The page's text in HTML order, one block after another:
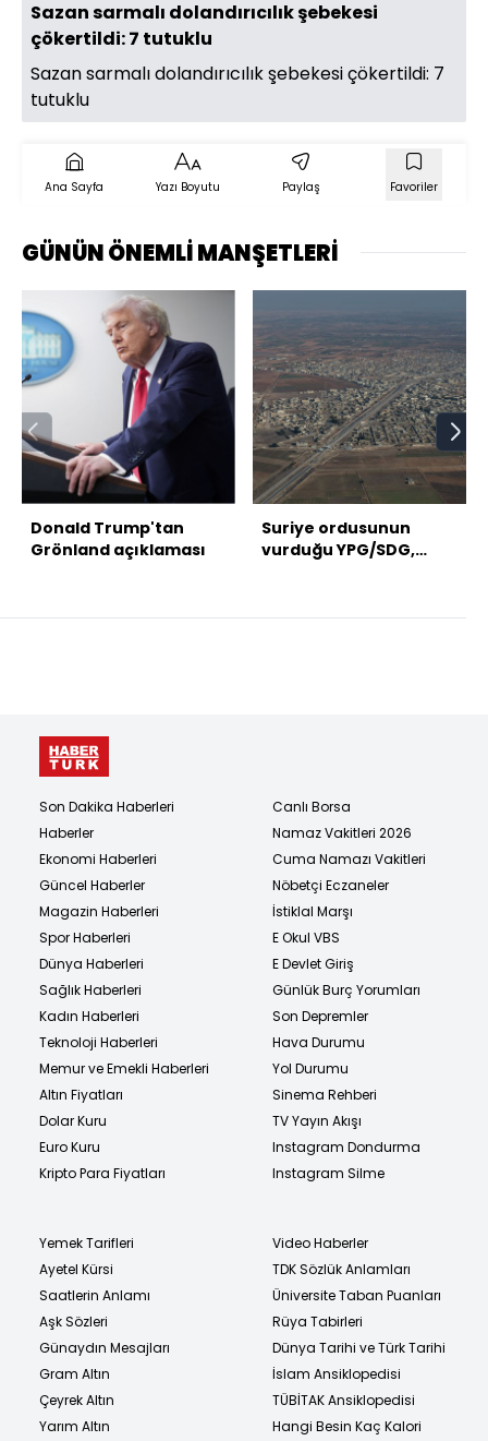
Sazan sarmalı dolandırıcılık şebekesi
çökertildi: 7 tutuklu
Sazan sarmalı dolandırıcılık şebekesi çökertildi: 7
tutuklu
Ana Sayfa Yazı Boyutu Paylaş Favoriler
GÜNÜN ÖNEMLİ MANŞETLERİ
Donald Trump'tan
Grönland açıklaması
Suriye ordusunun
vurduğu YPG/SDG,
Son Dakika Haberleri
Haberler
Ekonomi Haberleri
Güncel Haberler
Magazin Haberleri
Spor Haberleri
Dünya Haberleri
Sağlık Haberleri
Kadın Haberleri
Teknoloji Haberleri
Memur ve Emekli Haberleri
Altın Fiyatları
Dolar Kuru
Euro Kuru
Kripto Para Fiyatları
Canlı Borsa
Namaz Vakitleri 2026
Cuma Namazı Vakitleri
Nöbetçi Eczaneler
İstiklal Marşı
E Okul VBS
E Devlet Giriş
Günlük Burç Yorumları
Son Depremler
Hava Durumu
Yol Durumu
Sinema Rehberi
TV Yayın Akışı
Instagram Dondurma
Instagram Silme
Yemek Tarifleri
Ayetel Kürsi
Saatlerin Anlamı
Aşk Sözleri
Günaydın Mesajları
Gram Altın
Çeyrek Altın
Yarım Altın
Video Haberler
TDK Sözlük Anlamları
Üniversite Taban Puanları
Rüya Tabirleri
Dünya Tarihi ve Türk Tarihi
İslam Ansiklopedisi
TÜBİTAK Ansiklopedisi
Hangi Besin Kaç Kalori